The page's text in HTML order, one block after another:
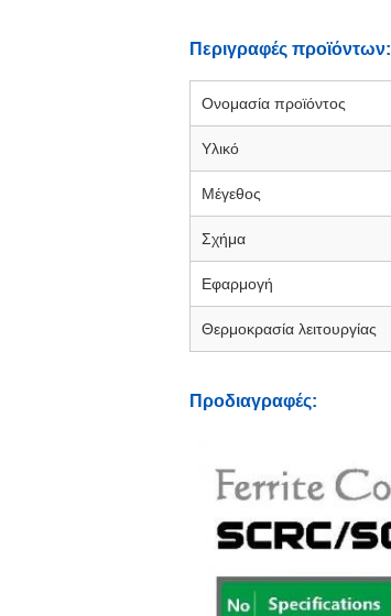
Περιγραφές προϊόντων:
Ονομασία προϊόντος
Υλικό
Μέγεθος
Σχήμα
Εφαρμογή
Θερμοκρασία λειτουργίας
Προδιαγραφές: